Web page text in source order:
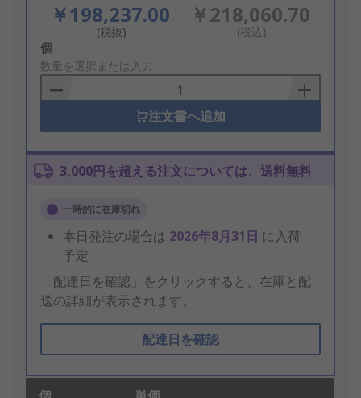
￥198,237.00
(税抜)
￥218,060.70
(税込)
Add
to
Basket
個
数量を選択または入力
注文書へ追加
3,000円を超える注文については、送料無料
一時的に在庫切れ
本日発注の場合は 2026年8月31日 に入荷
予定
「配達日を確認」をクリックすると、在庫と配
送の詳細が表示されます。
配達日を確認